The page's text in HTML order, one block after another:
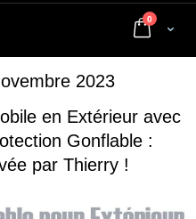
Cart
0 articles
2023
en Extérieur avec
Gonflable :
par Thierry !